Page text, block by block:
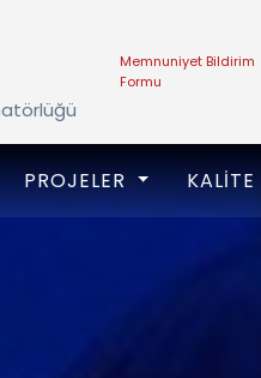
Memnuniyet Bildirim
Formu
PROJELER KALITE